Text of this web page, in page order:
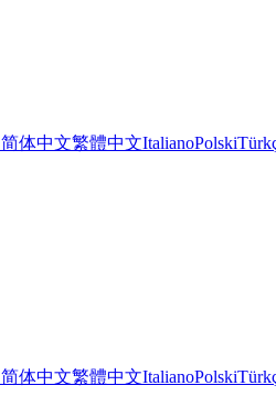
简体中文繁體中文ItalianoPolski
简体中文繁體中文ItalianoPolski